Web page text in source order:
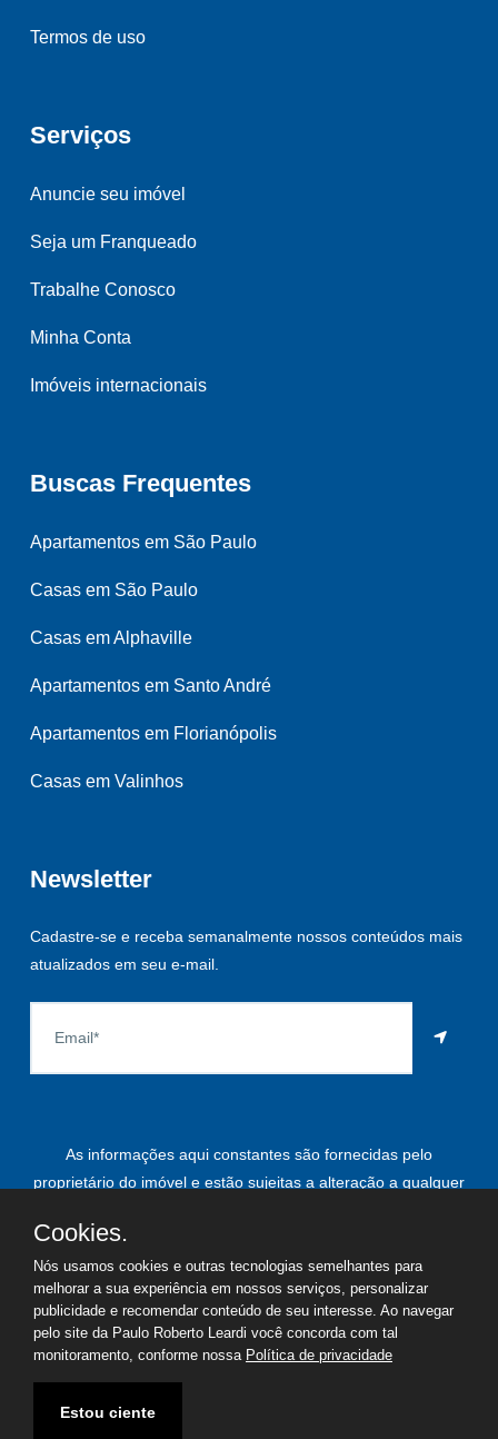
Termos de uso
Serviços
Anuncie seu imóvel
Seja um Franqueado
Trabalhe Conosco
Minha Conta
Imóveis internacionais
Buscas Frequentes
Apartamentos em São Paulo
Casas em São Paulo
Casas em Alphaville
Apartamentos em Santo André
Apartamentos em Florianópolis
Casas em Valinhos
Newsletter
Cadastre-se e receba semanalmente nossos conteúdos mais
atualizados em seu e-mail.
As informações aqui constantes são fornecidas pelo
proprietário do imóvel e estão sujeitas a alteração a qualquer
©2026Copyright - Paulo Roberto Leardi | Todos os direitos
reservados
Cookies.
Nós usamos cookies e outras tecnologias semelhantes para
melhorar a sua experiência em nossos serviços, personalizar
publicidade e recomendar conteúdo de seu interesse. Ao navegar
pelo site da Paulo Roberto Leardi você concorda com tal
monitoramento, conforme nossa Política de privacidade
Estou ciente